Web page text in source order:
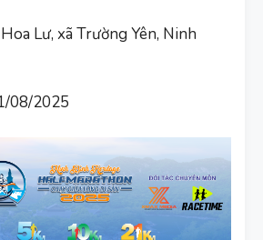
Lư, xã Trường Yên, Ninh
08/2025